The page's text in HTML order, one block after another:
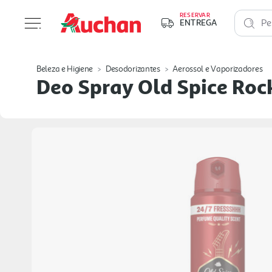
RESERVAR
ENTREGA
Beleza e Higiene Desodorizantes Aerossol e Vaporizadores
Deo Spray Old Spice